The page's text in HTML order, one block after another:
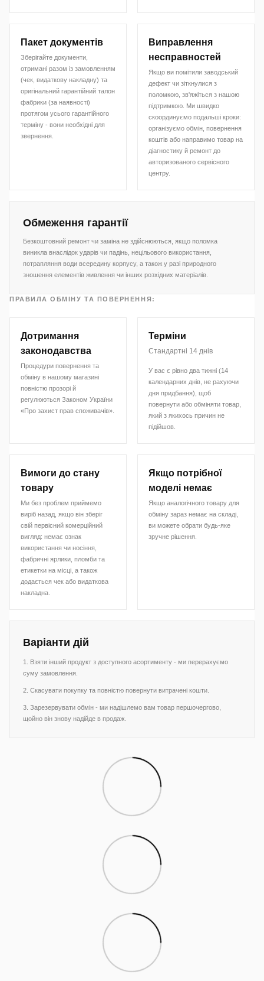
Пакет документів
Зберігайте документи,
отримані разом із замовленням
(чек, видаткову накладну) та
оригінальний гарантійний талон
фабрики (за наявності)
протягом усього гарантійного
терміну - вони необхідні для
звернення.
Виправлення
несправностей
Якщо ви помітили заводський
дефект чи зіткнулися з
поломкою, зв'яжіться з нашою
підтримкою. Ми швидко
скоординуємо подальші кроки:
організуємо обмін, повернення
коштів або направимо товар на
діагностику й ремонт до
авторизованого сервісного
центру.
Обмеження гарантії
Безкоштовний ремонт чи заміна не здійснюються, якщо поломка
виникла внаслідок ударів чи падінь, нецільового використання,
потрапляння води всередину корпусу, а також у разі природного
зношення елементів живлення чи інших розхідних матеріалів.
ПРАВИЛА ОБМІНУ ТА ПОВЕРНЕННЯ:
Дотримання
законодавства
Процедури повернення та
обміну в нашому магазині
повністю прозорі й
регулюються Законом України
«Про захист прав споживачів».
Терміни
Стандартні 14 днів
У вас є рівно два тижні (14
календарних днів, не рахуючи
дня придбання), щоб
повернути або обміняти товар,
який з якихось причин не
підійшов.
Вимоги до стану
товару
Ми без проблем приймемо
виріб назад, якщо він зберіг
свій первісний комерційний
вигляд: немає ознак
використання чи носіння,
фабричні ярлики, пломби та
етикетки на місці, а також
додається чек або видаткова
накладна.
Якщо потрібної
моделі немає
Якщо аналогічного товару для
обміну зараз немає на складі,
ви можете обрати будь-яке
зручне рішення.
Варіанти дій
1. Взяти інший продукт з доступного асортименту - ми перерахуємо
суму замовлення.
2. Скасувати покупку та повністю повернути витрачені кошти.
3. Зарезервувати обмін - ми надішлемо вам товар першочергово,
щойно він знову надійде в продаж.